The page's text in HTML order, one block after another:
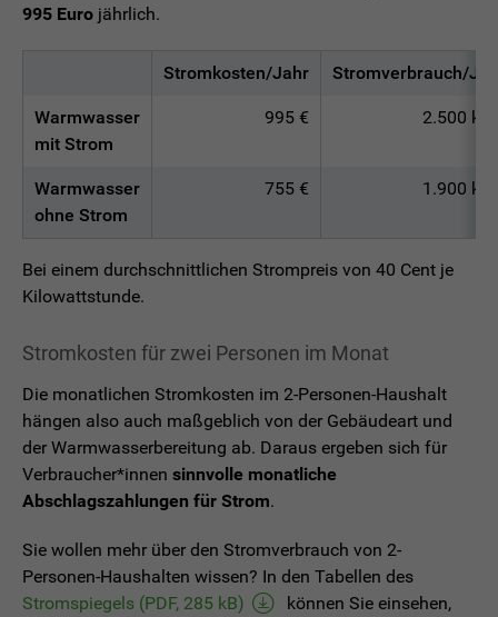
995 Euro jährlich.
Stromkosten/Jahr Stromverbrauch/
Warmwasser
mit Strom
995 € 2.500
Warmwasser
ohne Strom
755 € 1.900
Bei einem durchschnittlichen Strompreis von 40 Cent je
Kilowattstunde.
Stromkosten für zwei Personen im Monat
Die monatlichen Stromkosten im 2-Personen-Haushalt
hängen also auch maßgeblich von der Gebäudeart und
der Warmwasserbereitung ab. Daraus ergeben sich für
Verbraucher*innen sinnvolle monatliche
Abschlagszahlungen für Strom.
Sie wollen mehr über den Stromverbrauch von 2-
Personen-Haushalten wissen? In den Tabellen des
Stromspiegels (PDF, 285 kB)
können Sie einsehen,